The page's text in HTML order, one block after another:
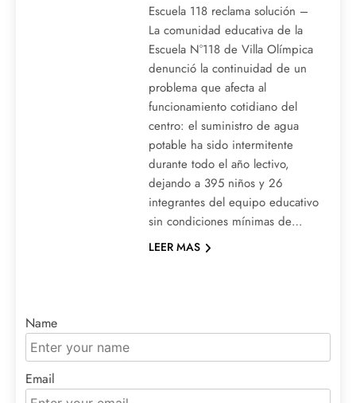
Escuela 118 reclama solución –
La comunidad educativa de la
Escuela N°118 de Villa Olímpica
denunció la continuidad de un
problema que afecta al
funcionamiento cotidiano del
centro: el suministro de agua
potable ha sido intermitente
durante todo el año lectivo,
dejando a 395 niños y 26
integrantes del equipo educativo
sin condiciones mínimas de…
LEER MAS
Name
Email